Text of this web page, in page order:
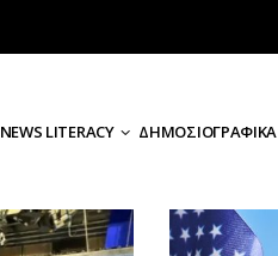
NEWS LITERACY ΔΗΜΟΣΙΟΓΡΑΦΙΚΑ